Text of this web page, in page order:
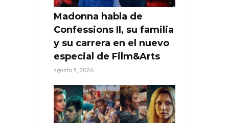
Madonna habla de
Confessions II, su familia
y su carrera en el nuevo
especial de Film&Arts
agosto 5, 2026